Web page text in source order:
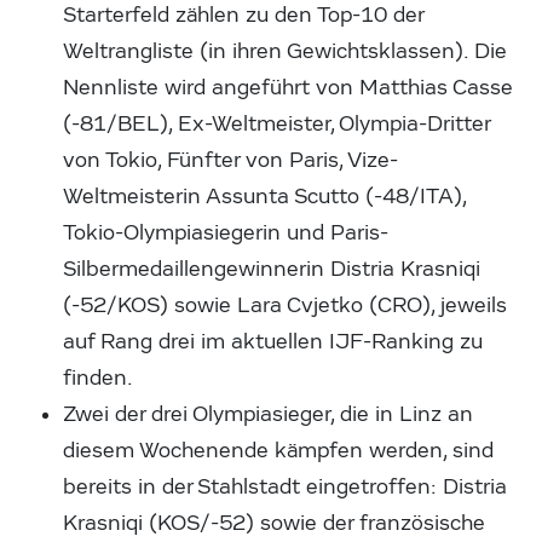
Starterfeld zählen zu den Top-10 der
Weltrangliste (in ihren Gewichtsklassen). Die
Nennliste wird angeführt von Matthias Casse
(-81/BEL), Ex-Weltmeister, Olympia-Dritter
von Tokio, Fünfter von Paris, Vize-
Weltmeisterin Assunta Scutto (-48/ITA),
Tokio-Olympiasiegerin und Paris-
Silbermedaillengewinnerin Distria Krasniqi
(-52/KOS) sowie Lara Cvjetko (CRO), jeweils
auf Rang drei im aktuellen IJF-Ranking zu
finden.
Zwei der drei Olympiasieger, die in Linz an
diesem Wochenende kämpfen werden, sind
bereits in der Stahlstadt eingetroffen: Distria
Krasniqi (KOS/-52) sowie der französische